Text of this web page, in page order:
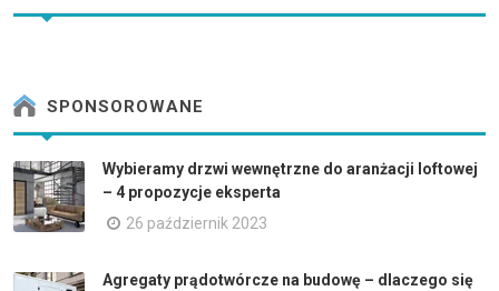
SPONSOROWANE
Wybieramy drzwi wewnętrzne do aranżacji loftowej
– 4 propozycje eksperta
26 październik 2023
Agregaty prądotwórcze na budowę – dlaczego się